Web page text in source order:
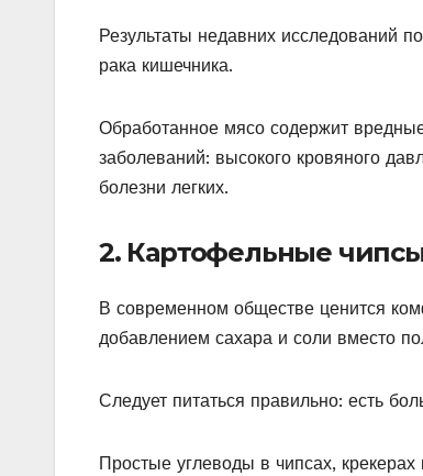
Результаты недавних исследований
рака кишечника.
Обработанное мясо содержит
заболеваний: высокого кровяного
болезни легких.
2. Картофельные
В современном обществе ценится
добавлением сахара и соли вместо
Следует питаться правильно: есть
Простые углеводы в чипсах,